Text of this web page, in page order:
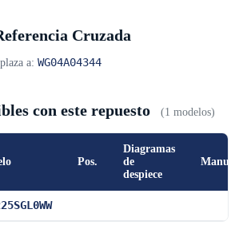
Cruzada
a: WG04A04344
con este repuesto (1 modelos)
Pos.
Diagramas
de
despiece